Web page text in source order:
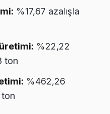
%17,67 azalışla
üretimi: %22,22
ton
%462,26
ton